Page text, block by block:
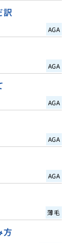
訳
AGA
AGA
AGA
AGA
AGA
薄毛
方